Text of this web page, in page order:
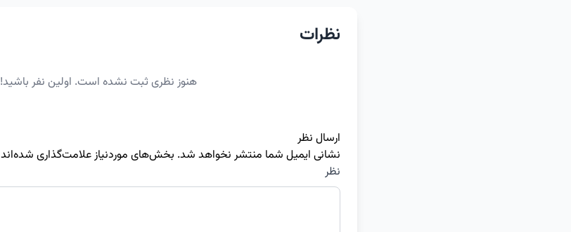
نظرات
هنوز نظری ثبت نشده است. اولین نفر باشید!
ارسال نظر
نشانی ایمیل شما منتشر نخواهد شد. بخش‌های موردنیاز علامت‌گذاری شده‌اند
نظر